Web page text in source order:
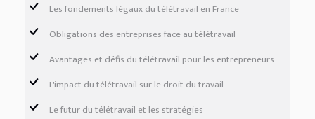
Les fondements légaux du télétravail en France
Obligations des entreprises face au télétravail
Avantages et défis du télétravail pour les entrepreneurs
L'impact du télétravail sur le droit du travail
Le futur du télétravail et les stratégies